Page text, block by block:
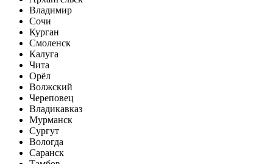
Владимир
Сочи
Курган
Смоленск
Калуга
Чита
Орёл
Волжский
Череповец
Владикавказ
Мурманск
Сургут
Вологда
Саранск